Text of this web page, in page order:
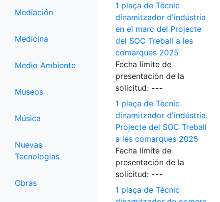
Mediación
Medicina
Medio Ambiente
Museos
Música
Nuevas
Tecnologias
Obras
1 plaça de Tècnic
dinamitzador d'indústria
en el marc del Projecte
del SOC Treball a les
comarques 2025
Fecha límite de
presentación de la
solicitud: ---
1 plaça de Tècnic
dinamitzador d'indústria.
Projecte del SOC Treball
a les comarques 2025
Fecha límite de
presentación de la
solicitud: ---
1 plaça de Tècnic